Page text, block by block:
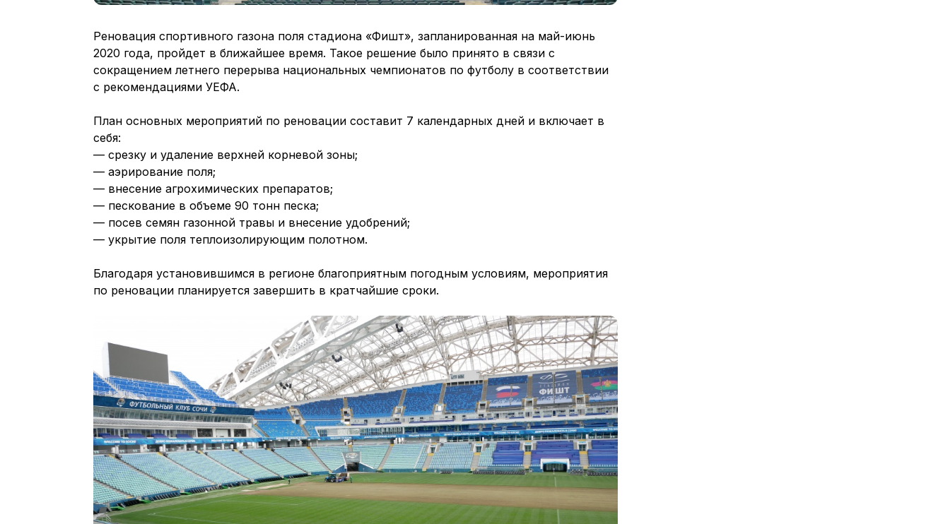
Реновация спортивного газона поля стадиона «Фишт», запланированная на май-июнь
2020 года, пройдет в ближайшее время. Такое решение было принято в связи с
сокращением летнего перерыва национальных чемпионатов по футболу в соответствии
с рекомендациями УЕФА.
План основных мероприятий по реновации составит 7 календарных дней и включает в
себя:
— срезку и удаление верхней корневой зоны;
— аэрирование поля;
— внесение агрохимических препаратов;
— пескование в объеме 90 тонн песка;
— посев семян газонной травы и внесение удобрений;
— укрытие поля теплоизолирующим полотном.
Благодаря установившимся в регионе благоприятным погодным условиям, мероприятия
по реновации планируется завершить в кратчайшие сроки.